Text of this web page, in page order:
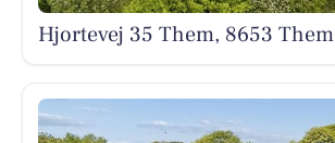
Hjortevej 35 Them, 8653 Them